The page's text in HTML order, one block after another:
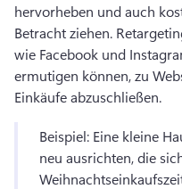
hervorheben und auch
Betracht ziehen.
wie Facebook und
ermutigen können, zu
Einkäufe abzuschließen.
Beispiel: Eine kleine
neu ausrichten, die